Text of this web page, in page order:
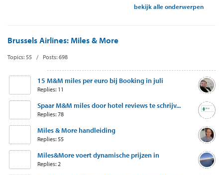
bekijk alle onderwerpen
Brussels Airlines: Miles & More
Topics: 55 / Posts: 698
15 M&M miles per euro bij Booking in juli
Replies: 11
Spaar M&M miles door hotel reviews te schrijv...
Replies: 78
Miles & More handleiding
Replies: 55
Miles&More voert dynamische prijzen in
Replies: 2